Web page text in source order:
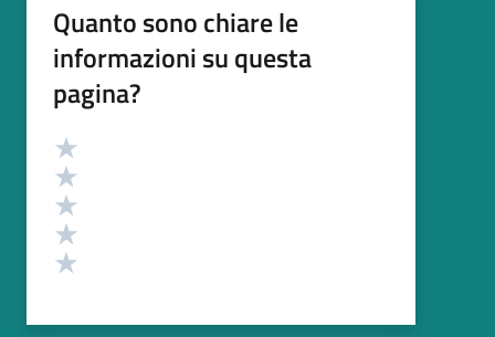
Quanto sono chiare le
informazioni su questa
pagina?
Valutazione